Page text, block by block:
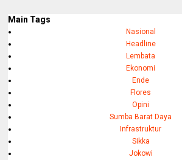
Main Tags
Nasional
Headline
Lembata
Ekonomi
Ende
Flores
Opini
Sumba Barat Daya
Infrastruktur
Sikka
Jokowi